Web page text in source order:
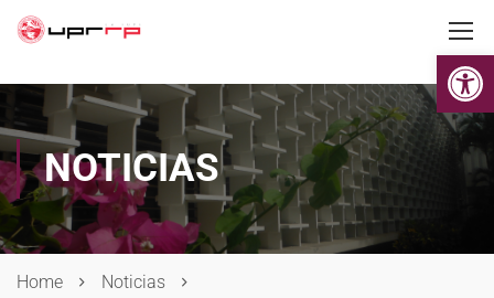
NOTICIAS
Home
Noticias